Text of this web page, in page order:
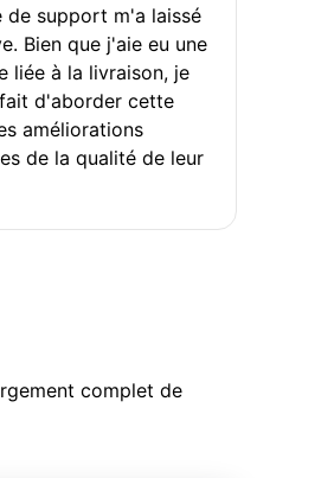
support m'a laissé
Bien que j'aie eu une
liée à la livraison, je
d'aborder cette
améliorations
de la qualité de leur
complet de